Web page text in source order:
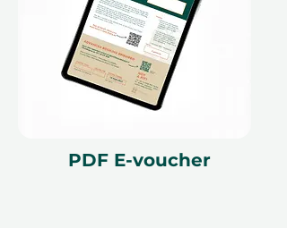
возможность создать
захватывающие воспоминания,
которые останутся на всю жизнь.
Это не просто подарок — это
приключение, которое ждет
PDF E-voucher